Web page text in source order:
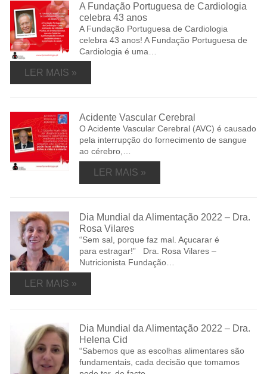
A Fundação Portuguesa de Cardiologia
celebra 43 anos
A Fundação Portuguesa de Cardiologia
celebra 43 anos! A Fundação Portuguesa de
Cardiologia é uma…
LER MAIS »
Acidente Vascular Cerebral
O Acidente Vascular Cerebral (AVC) é causado
pela interrupção do fornecimento de sangue
ao cérebro,…
LER MAIS »
Dia Mundial da Alimentação 2022 – Dra.
Rosa Vilares
“Sem sal, porque faz mal. Açucarar é
para estragar!” Dra. Rosa Vilares –
Nutricionista Fundação…
LER MAIS »
Dia Mundial da Alimentação 2022 – Dra.
Helena Cid
“Sabemos que as escolhas alimentares são
fundamentais, cada decisão que tomamos